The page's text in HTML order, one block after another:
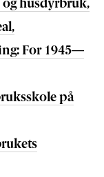
husdyrbruk,
For 1945—
på